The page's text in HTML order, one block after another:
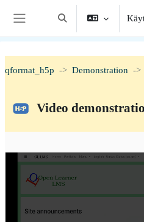
Vaihda hakusyöttöä
qformat_h5p Demonstration
Video